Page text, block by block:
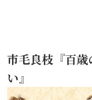
市毛良枝『百
い』